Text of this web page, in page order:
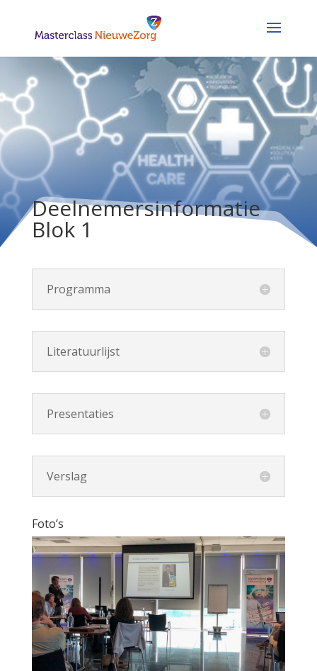
Deelnemersinformatie
Blok 1
Programma
Literatuurlijst
Presentaties
Verslag
Foto’s